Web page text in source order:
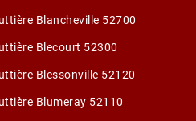
Blancheville 52700
Blecourt 52300
Blessonville 52120
Blumeray 52110